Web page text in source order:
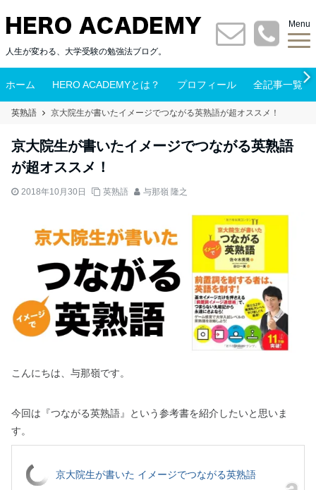
人生が変わる、大学受験の勉強法ブログ。
Menu
ホーム HERO ACADEMYとは？ プロフィール 全記事一覧
英熟語 京大院生が書いたイメージでつながる英熟語が超オススメ！
京大院生が書いたイメージでつながる英熟語
が超オススメ！
2018年10月30日 英熟語 与那嶺 隆之
こんにちは、与那嶺です。
今回は『つながる英熟語』という参考書を紹介したいと思いま
す。
京大院生が書いた イメージでつながる英熟語